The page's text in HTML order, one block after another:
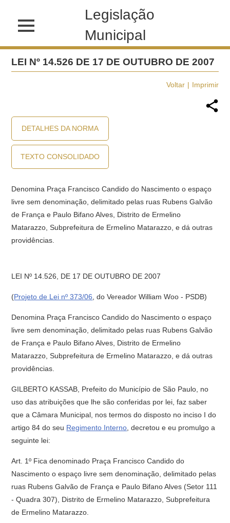
Legislação
Municipal
LEI Nº 14.526 DE 17 DE OUTUBRO DE 2007
Voltar Imprimir
DETALHES DA NORMA
TEXTO CONSOLIDADO
Denomina Praça Francisco Candido do Nascimento o espaço
livre sem denominação, delimitado pelas ruas Rubens Galvão
de França e Paulo Bifano Alves, Distrito de Ermelino
Matarazzo, Subprefeitura de Ermelino Matarazzo, e dá outras
providências.
LEI Nº 14.526, DE 17 DE OUTUBRO DE 2007
(Projeto de Lei nº 373/06 , do Vereador William Woo - PSDB)
Denomina Praça Francisco Candido do Nascimento o espaço
livre sem denominação, delimitado pelas ruas Rubens Galvão
de França e Paulo Bifano Alves, Distrito de Ermelino
Matarazzo, Subprefeitura de Ermelino Matarazzo, e dá outras
providências.
GILBERTO KASSAB, Prefeito do Município de São Paulo, no
uso das atribuições que lhe são conferidas por lei, faz saber
que a Câmara Municipal, nos termos do disposto no inciso I do
artigo 84 do seu Regimento Interno , decretou e eu promulgo a
seguinte lei:
Art. 1º Fica denominado Praça Francisco Candido do
Nascimento o espaço livre sem denominação, delimitado pelas
ruas Rubens Galvão de França e Paulo Bifano Alves (Setor 111
- Quadra 307), Distrito de Ermelino Matarazzo, Subprefeitura
de Ermelino Matarazzo.